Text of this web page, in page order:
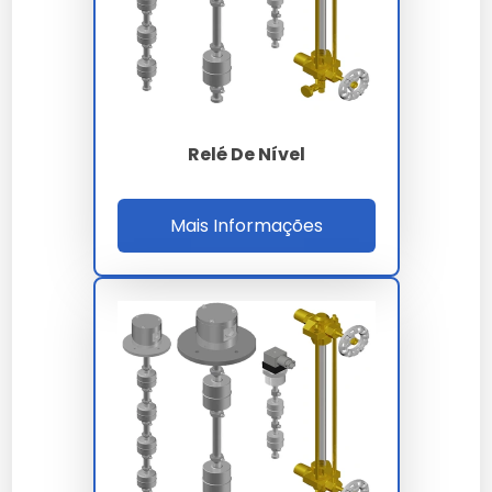
Desligue a alimentação elétrica antes de iniciar.
Conecte os terminais do relé à rede trifásica.
Ajuste os parâmetros de nível desejados no
painel de controle.
está operando corretamente.
Faixa de Preço
O preço do relé de nível trifásico varia de R$150 a
R$300. Fatores como marca, capacidade e
funcionalidades adicionais influenciam o valor.
Onde Comprar
Relés de nível trifásico podem ser adquiridos em lojas
especializadas em materiais elétricos e plataformas
Relé De Nível
Mais Informações